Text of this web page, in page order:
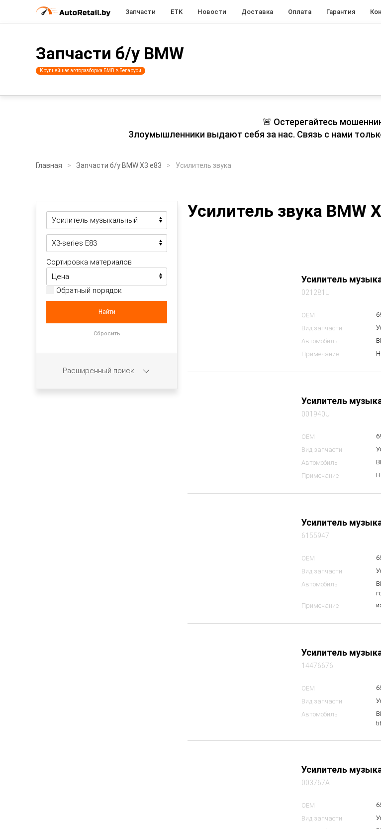
Запчасти ETK Новости Доставка Оплата Гарантия
Запчасти б/у BMW
Крупнейшая авторазборка БМВ в Беларуси
🚨 Остерегайтесь
Злоумышленники выдают себя за нас. Связь с нами
Главная Запчасти б/у BMW X3 e83 Усилитель звука
Усилитель звука BMW
Усилитель
021281U
OEM
Вид запчасти
Автомобиль
Примечание
Усилитель
001940U
OEM
Вид запчасти
Автомобиль
Примечание
Усилитель
6155947
OEM
Вид запчасти
Автомобиль
Примечание
Усилитель
14476676
OEM
Вид запчасти
Автомобиль
Усилитель
003767A
OEM
Вид запчасти
Сортировка материалов
Обратный порядок
Расширенный поиск